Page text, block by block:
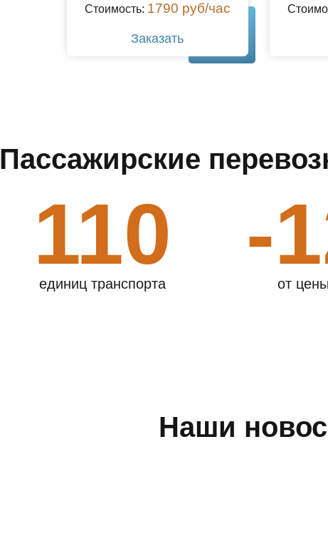
Стоимость: 1790 руб/час
Заказать
Пассажирские
110
единиц транспорта
-
от
Наши